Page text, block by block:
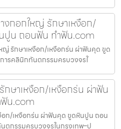
กอกใหญ่ รักษาเหงือก/
ปูน ถอนฟัน ทำฟัน.com
รักษาเหงือก/เหงือกร่น ผ่าฟันคุด ขูด
รคลินิกทันตกรรมครบวงจรใ
ษาเหงือก/เหงือกร่น ผ่าฟัน
น.com
ก/เหงือกร่น ผ่าฟันคุด ขูดหินปูน ถอน
กรรมครบวงจรในกรุงเทพ–ป